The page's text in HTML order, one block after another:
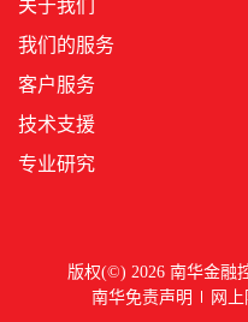
关于我们
我们的服务
客户服务
技术支援
专业研究
版权(©) 2026 南华金融
南华免责声明
网